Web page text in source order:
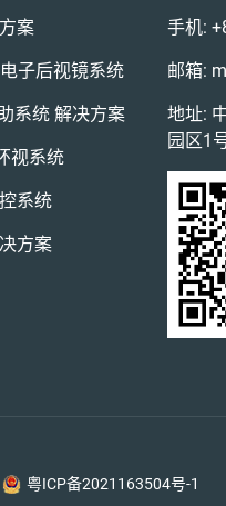
案
子后视镜系统
系统 解决方案
视系统
系统
方案
手机:
邮箱:
地址:
园区1
粤ICP备2021163504号-1